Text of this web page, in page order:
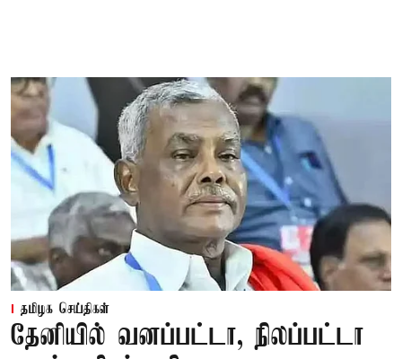
தமிழக செய்திகள்
தேனியில் வனப்பட்டா, நிலப்பட்டா